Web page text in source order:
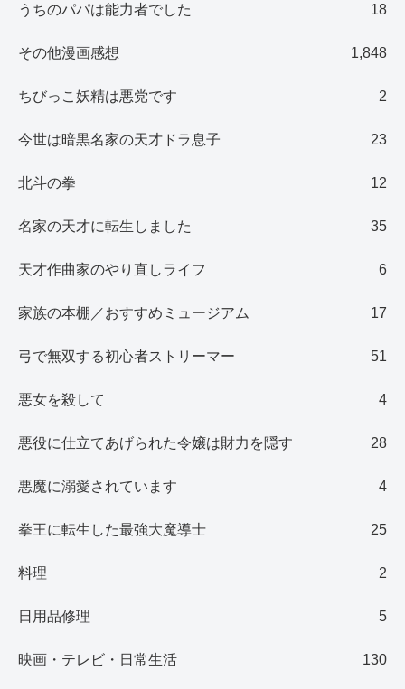
うちのパパは能力者でした 18
その他漫画感想 1,848
ちびっこ妖精は悪党です 2
今世は暗黒名家の天才ドラ息子 23
北斗の拳 12
名家の天才に転生しました 35
天才作曲家のやり直しライフ 6
家族の本棚／おすすめミュージアム 17
弓で無双する初心者ストリーマー 51
悪女を殺して 4
悪役に仕立てあげられた令嬢は財力を隠す 28
悪魔に溺愛されています 4
拳王に転生した最強大魔導士 25
料理 2
日用品修理 5
映画・テレビ・日常生活 130